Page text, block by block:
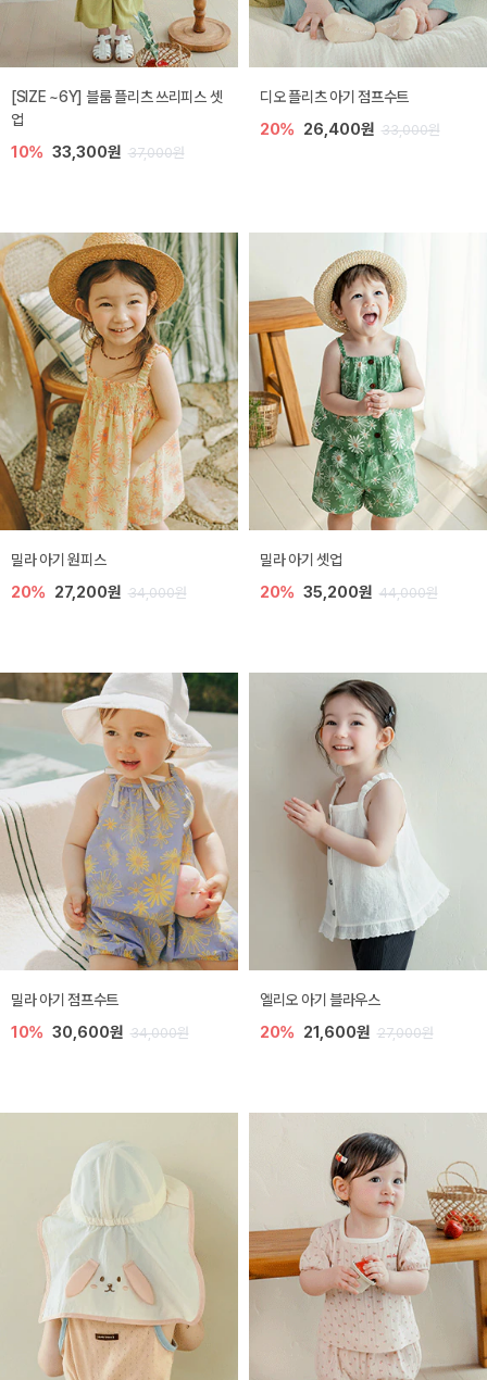
[SIZE ~6Y] 블룸 플리츠 쓰리피스 셋
업
10% 33,300원 37,000원
디오 플리츠 아기 점프수트
20% 26,400원 33,000원
밀라 아기 원피스
20% 27,200원 34,000원
밀라 아기 셋업
20% 35,200원 44,000원
밀라 아기 점프수트
10% 30,600원 34,000원
엘리오 아기 블라우스
20% 21,600원 27,000원